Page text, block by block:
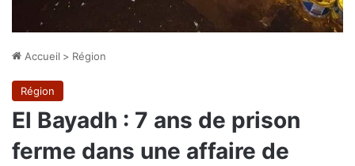
Accueil > Région
Région
El Bayadh : 7 ans de prison
ferme dans une affaire de